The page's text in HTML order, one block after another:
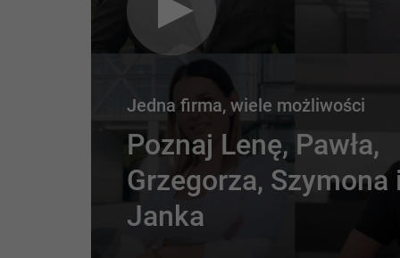
Jedna firma, wiele możliwości
Poznaj Lenę, Pawła,
Grzegorza, Szymona
Janka